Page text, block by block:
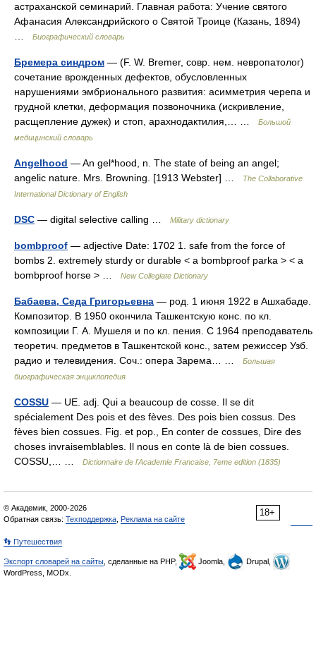
астраханской семинарий. Главная работа: Учение святого
Афанасия Александрийского о Святой Троице (Казань, 1894)
Биографический словарь
Бремера синдром — (F. W. Bremer, совр. нем. невропатолог)
сочетание врожденных дефектов, обусловленных
нарушениями эмбрионального развития: асимметрия черепа и
грудной клетки, деформация позвоночника (искривление,
расщепление дужек) и стоп, арахнодактилия,… …
Большой
медицинский словарь
Angelhood — An gel*hood, n. The state of being an angel;
angelic nature. Mrs. Browning. [1913 Webster] …
The Collaborative
International Dictionary of English
DSC — digital selective calling … Military dictionary
bombproof — adjective Date: 1702 1. safe from the force of
bombs 2. extremely sturdy or durable < a bombproof parka > < a
bombproof horse > …
New Collegiate Dictionary
Бабаева, Седа Григорьевна — род. 1 июня 1922 в Ашхабаде.
Композитор. В 1950 окончила Ташкентскую конс. по кл.
композиции Г. А. Мушеля и по кл. пения. С 1964 преподаватель
теоретич. предметов в Ташкентской конс., затем режиссер Узб.
радио и телевидения. Соч.: опера Зарема… …
Большая
биографическая энциклопедия
COSSU — UE. adj. Qui a beaucoup de cosse. Il se dit
spécialement Des pois et des fèves. Des pois bien cossus. Des
fèves bien cossues. Fig. et pop., En conter de cossues, Dire des
choses invraisemblables. Il nous en conte là de bien cossues.
COSSU,… …
Dictionnaire de l'Academie Francaise, 7eme edition (1835)
18+
© Академик, 2000-2026
Обратная связь: Техподдержка Реклама на сайте
👣 Путешествия
Экспорт словарей на сайты , сделанные на PHP, Joomla,
Drupal,
WordPress, MODx.